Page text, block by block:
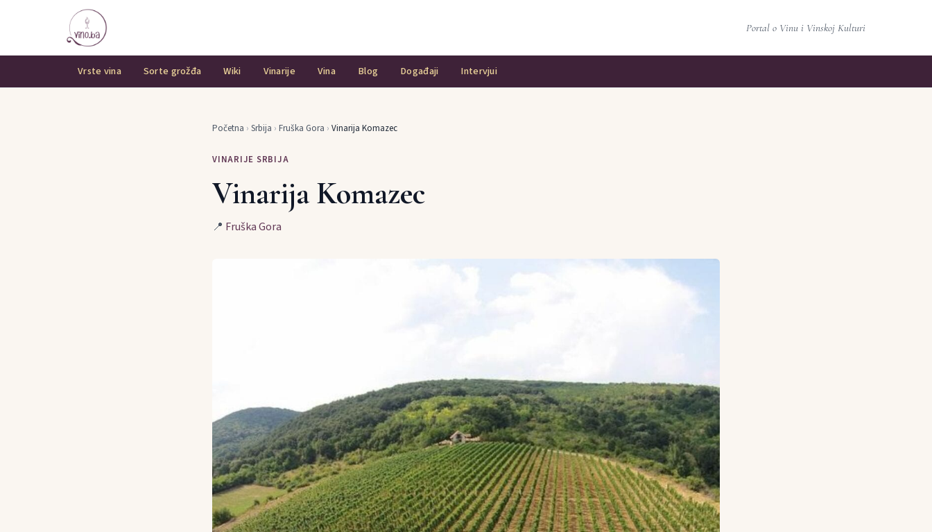
Portal o Vinu i Vinskoj Kulturi
Vrste vina Sorte grožđa Wiki Vinarije Vina Blog Događaji Intervjui
Početna › Srbija › Fruška Gora › Vinarija Komazec
VINARIJE SRBIJA
Vinarija Komazec
📍 Fruška Gora